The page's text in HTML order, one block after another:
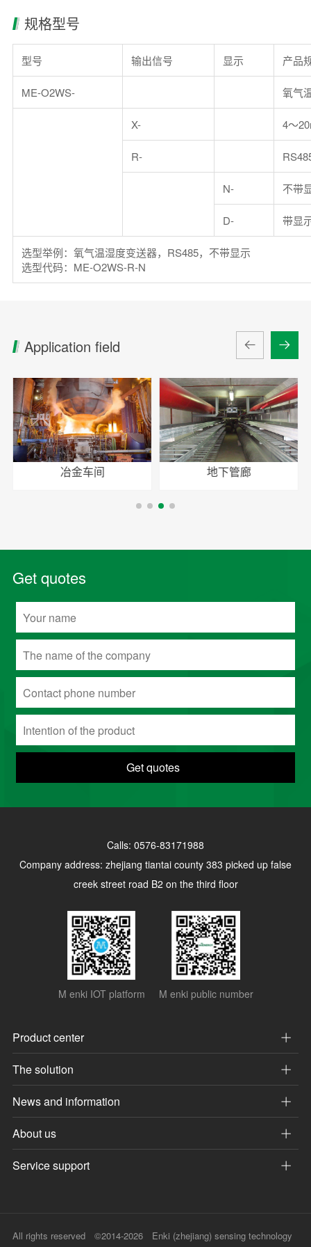
规格型号
型号 输出信号 显示 产品
ME-O2WS- 氧气
X- 4～
R-
N- 不带
D- 带显
选型举例：氧气温湿度变送器，RS485，不带显示
选型代码：ME-O2WS-R-N
Application field
冶金车间 地下管廊
Get quotes
Get quotes
Calls: 0576-83171988
Company address: zhejiang tiantai county 383 picked up false
creek street road B2 on the third floor
M enki IOT platform M enki public number
Product center
The solution
News and information
About us
Service support
All rights reserved ©2014-2026 Enki (zhejiang) sensing technology